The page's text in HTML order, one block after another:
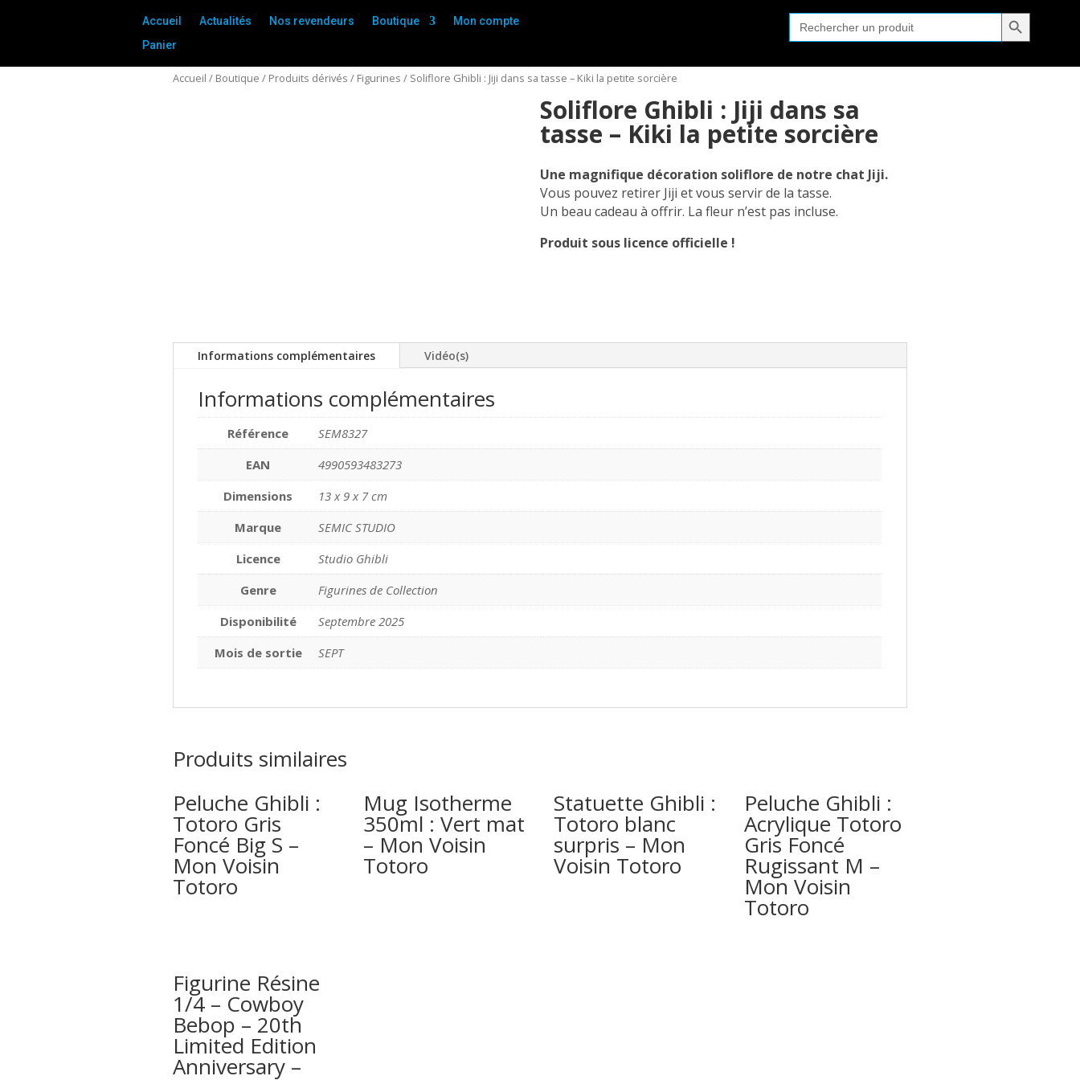
Accueil Actualités Nos revendeurs Boutique
Mon compte
Panier
Search
for:
Search Button
Accueil / Boutique / Produits dérivés / Figurines / Soliflore Ghibli : Jiji dans sa tasse – Kiki la petite sorcière
Soliflore Ghibli : Jiji dans sa
tasse – Kiki la petite sorcière
Une magnifique décoration soliflore de notre chat Jiji.
Vous pouvez retirer Jiji et vous servir de la tasse.
Un beau cadeau à offrir. La fleur n’est pas incluse.
Produit sous licence officielle !
Informations complémentaires Vidéo(s)
Informations complémentaires
Référence
SEM8327
EAN
4990593483273
Dimensions
13 x 9 x 7 cm
Marque
SEMIC STUDIO
Licence
Studio Ghibli
Genre
Figurines de Collection
Disponibilité
Septembre 2025
Mois de sortie
SEPT
Produits similaires
Peluche Ghibli :
Totoro Gris
Foncé Big S –
Mon Voisin
Totoro
Mug Isotherme
350ml : Vert mat
– Mon Voisin
Totoro
Statuette Ghibli :
Totoro blanc
surpris – Mon
Voisin Totoro
Peluche Ghibli :
Acrylique Totoro
Gris Foncé
Rugissant M –
Mon Voisin
Totoro
Figurine Résine
1/4 – Cowboy
Bebop – 20th
Limited Edition
Anniversary –